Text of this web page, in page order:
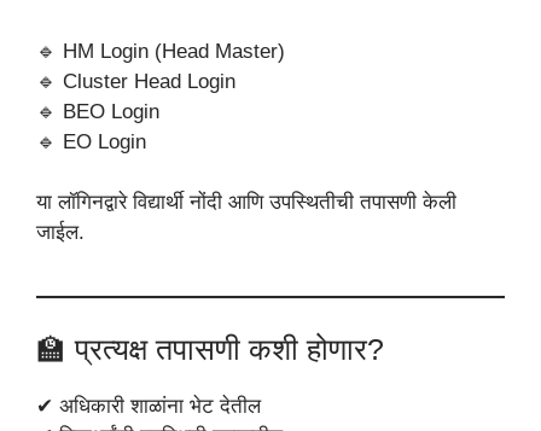
🔹 HM Login (Head Master)
🔹 Cluster Head Login
🔹 BEO Login
🔹 EO Login
या लॉगिनद्वारे विद्यार्थी नोंदी आणि उपस्थितीची तपासणी केली
जाईल.
🏫 प्रत्यक्ष तपासणी कशी होणार?
✔ अधिकारी शाळांना भेट देतील